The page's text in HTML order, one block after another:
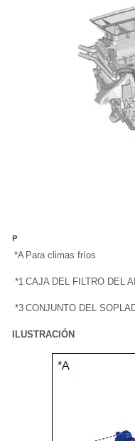
*A Para climas fríos
*1 CAJA DEL FILTRO DEL
*3 CONJUNTO DEL
ILUSTRACIÓN